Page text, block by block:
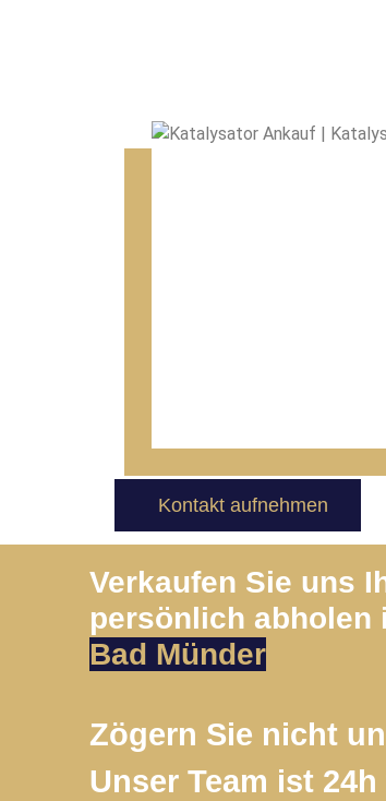
Kontakt aufnehmen
Verkaufen Sie uns
persönlich abholen
Bad Münder
Zögern Sie nicht
Unser Team ist